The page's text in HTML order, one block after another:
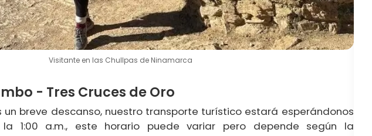
Visitante en las Chullpas de Ninamarca
- Tres Cruces de Oro
un breve descanso, nuestro transporte turístico estará esperándonos
1:00 a.m., este horario puede variar pero depende según la